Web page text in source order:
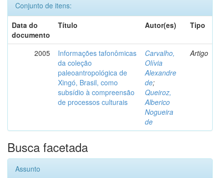
Conjunto de itens:
Data do
documento
Título Autor(es) Tipo
2005
Informações tafonômicas
da coleção
paleoantropológica de
Xingó, Brasil, como
subsídio à compreensão
de processos culturais
Carvalho,
Olívia
Alexandre
de;
Queiroz,
Alberico
Nogueira
de
Artigo
Busca facetada
Assunto